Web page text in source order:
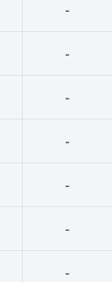
-
-
-
-
-
-
-